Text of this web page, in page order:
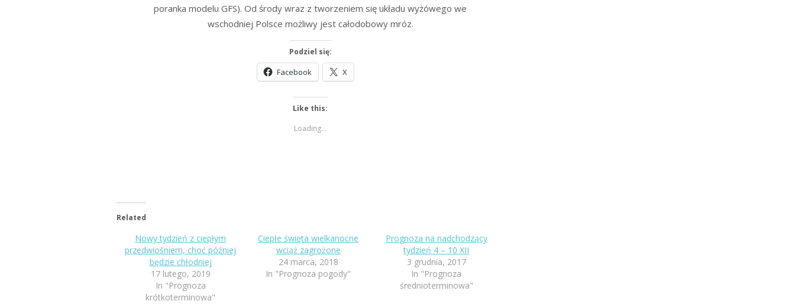
poranka modelu GFS). Od środy wraz z tworzeniem się układu wyżówego we
wschodniej Polsce możliwy jest całodobowy mróz.
Podziel się:
Facebook X
Like this:
Loading...
Related
Nowy tydzień z ciepłym
przedwiośniem, choć później
będzie chłodniej
17 lutego, 2019
In "Prognoza
krótkoterminowa"
Ciepłe święta wielkanocne
wciąż zagrożone
24 marca, 2018
In "Prognoza pogody"
Prognoza na nadchodzący
tydzień 4 – 10 XII
3 grudnia, 2017
In "Prognoza
średnioterminowa"